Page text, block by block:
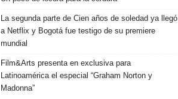
La segunda parte de Cien años de soledad ya llegó
a Netflix y Bogotá fue testigo de su premiere
mundial
Film&Arts presenta en exclusiva para
Latinoamérica el especial “Graham Norton y
Madonna”